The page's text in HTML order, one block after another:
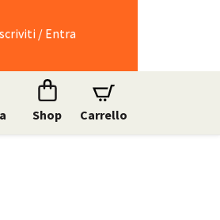
/ Entra
Shop Carrello